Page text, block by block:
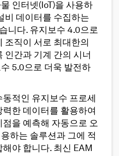
인터넷(IoT)을 사용하
비 데이터를 수집하는
니다. 유지보수 4.0으로
조직이 서로 최대한의
인간과 기계 간의 시너
5.0으로 더욱 발전하
적인 유지보수 프로세
한 데이터를 활용하여
을 예측해 자동으로 오
하는 솔루션과 그에 적
야 합니다. 최신 EAM